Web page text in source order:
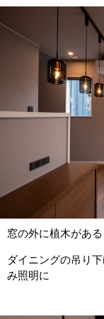
窓の外に植木があ
ダイニングの吊り
み照明に